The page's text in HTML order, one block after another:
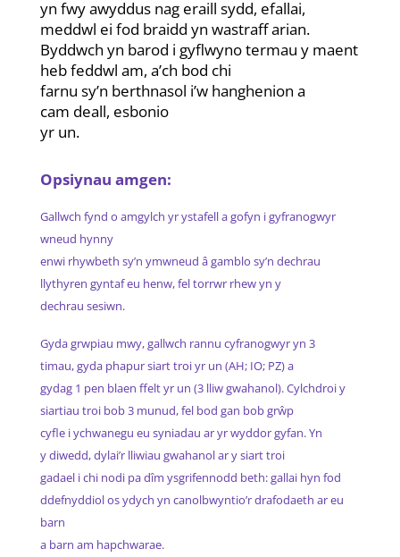
yn fwy awyddus nag eraill sydd, efallai,
meddwl ei fod braidd yn wastraff arian.
Byddwch yn barod i gyflwyno termau y maent
heb feddwl am, a’ch bod chi
farnu sy’n berthnasol i’w hanghenion a
cam deall, esbonio
yr un.
Opsiynau amgen:
Gallwch fynd o amgylch yr ystafell a gofyn i gyfranogwyr
wneud hynny
enwi rhywbeth sy’n ymwneud â gamblo sy’n dechrau
llythyren gyntaf eu henw, fel torrwr rhew yn y
dechrau sesiwn.
Gyda grwpiau mwy, gallwch rannu cyfranogwyr yn 3
timau, gyda phapur siart troi yr un (AH; IO; PZ) a
gydag 1 pen blaen ffelt yr un (3 lliw gwahanol). Cylchdroi y
siartiau troi bob 3 munud, fel bod gan bob grŵp
cyfle i ychwanegu eu syniadau ar yr wyddor gyfan. Yn
y diwedd, dylai’r lliwiau gwahanol ar y siart troi
gadael i chi nodi pa dîm ysgrifennodd beth: gallai hyn fod
ddefnyddiol os ydych yn canolbwyntio’r drafodaeth ar eu
barn
a barn am hapchwarae.